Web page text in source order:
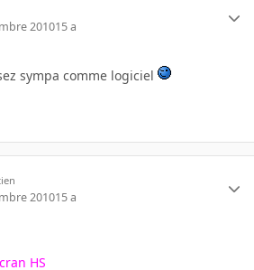
201015 a
sympa comme logiciel
201015 a
HS